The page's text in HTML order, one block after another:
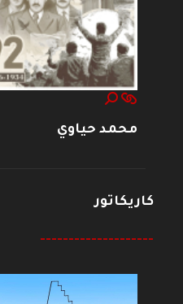
محمد حياوي
كاريكاتور
--------------------